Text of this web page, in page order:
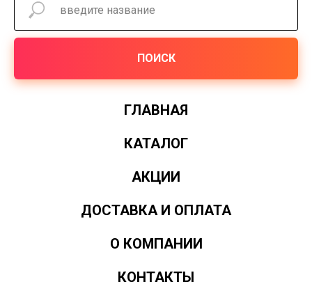
ПОИСК
ГЛАВНАЯ
КАТАЛОГ
АКЦИИ
ДОСТАВКА И ОПЛАТА
О КОМПАНИИ
КОНТАКТЫ